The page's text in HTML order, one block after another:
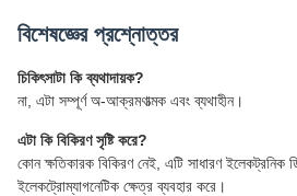
বিশেষজ্ঞের প্রশ্নোত্তর
চিকিৎসাটা কি ব্যথাদায়ক?
না, এটা সম্পূর্ণ অ-আক্রমণাত্মক এবং ব্যথাহীন।
এটা কি বিকিরণ সৃষ্টি করে?
কোন ক্ষতিকারক বিকিরণ নেই, এটি সাধারণ ইলেকট্রনিক
ইলেকট্রোম্যাগনেটিক ক্ষেত্র ব্যবহার করে।